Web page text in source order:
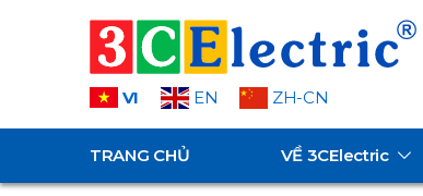
VI EN ZH-CN
TRANG CHỦ VỀ 3CElectric